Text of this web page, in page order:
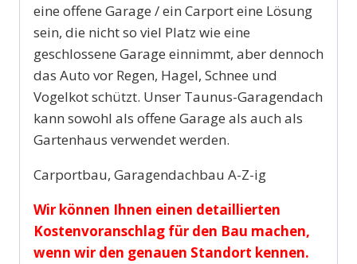
eine offene Garage / ein Carport eine Lösung
sein, die nicht so viel Platz wie eine
geschlossene Garage einnimmt, aber dennoch
das Auto vor Regen, Hagel, Schnee und
Vogelkot schützt. Unser Taunus-Garagendach
kann sowohl als offene Garage als auch als
Gartenhaus verwendet werden.
Carportbau, Garagendachbau A-Z-ig
Wir können Ihnen einen detaillierten
Kostenvoranschlag für den Bau machen,
wenn wir den genauen Standort kennen.